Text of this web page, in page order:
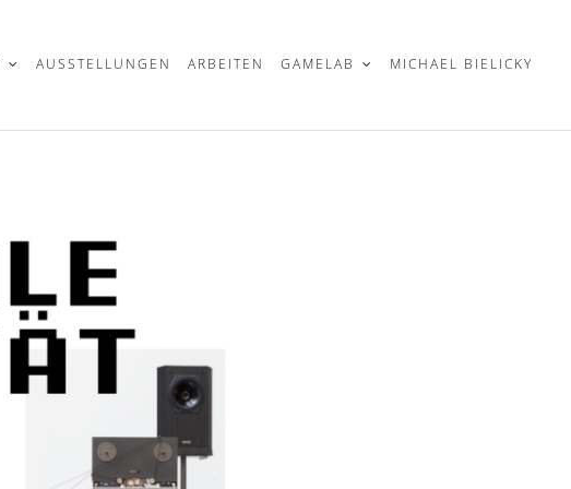
AUSSTELLUNGEN ARBEITEN GAMELAB MICHAEL BIELICKY